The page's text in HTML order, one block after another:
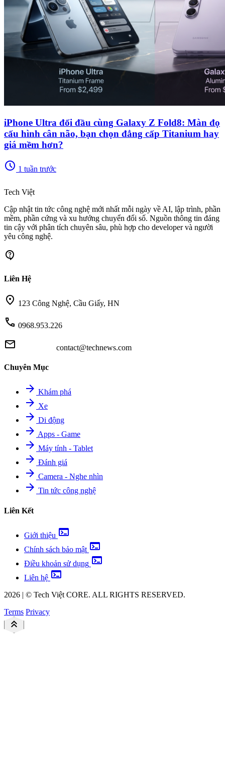
iPhone Ultra đối đầu cùng Galaxy Z Fold8: Màn đọ
cấu hình cân não, bạn chọn đẳng cấp Titanium hay
giá mềm hơn?
schedule 1 tuần trước
Tech Việt
Cập nhật tin tức công nghệ mới nhất mỗi ngày về AI, lập trình, phần
mềm, phần cứng và xu hướng chuyển đổi số. Nguồn thông tin đáng
tin cậy với phân tích chuyên sâu, phù hợp cho developer và người
yêu công nghệ.
contact_support
Liên Hệ
location_on 123 Công Nghệ, Cầu Giấy, HN
call 0968.953.226
mail contact@technews.com
Chuyên Mục
arrow_forward Khám phá
arrow_forward Xe
arrow_forward Di động
arrow_forward Apps - Game
arrow_forward Máy tính - Tablet
arrow_forward Đánh giá
arrow_forward Camera - Nghe nhìn
arrow_forward Tin tức công nghệ
Liên Kết
Giới thiệu terminal
Chính sách bảo mật terminal
Điều khoản sử dụng terminal
Liên hệ terminal
2026 | © Tech Việt CORE. ALL RIGHTS RESERVED.
Terms Privacy
keyboard_double_arrow_up